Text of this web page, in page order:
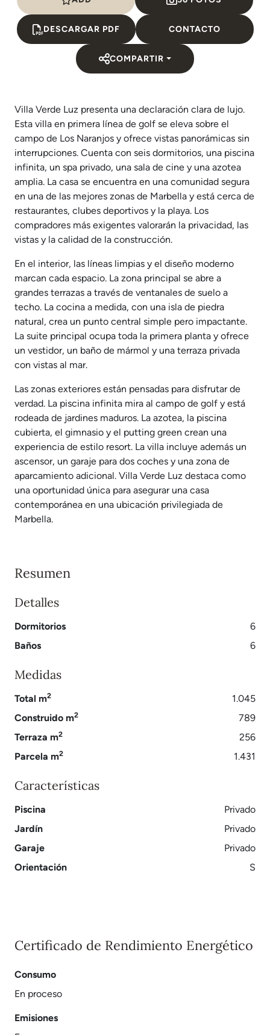
DESCARGAR PDF CONTACTO
COMPARTIR
Villa Verde Luz presenta una declaración clara de lujo.
Esta villa en primera línea de golf se eleva sobre el
campo de Los Naranjos y ofrece vistas panorámicas sin
interrupciones. Cuenta con seis dormitorios, una piscina
infinita, un spa privado, una sala de cine y una azotea
amplia. La casa se encuentra en una comunidad segura
en una de las mejores zonas de Marbella y está cerca de
restaurantes, clubes deportivos y la playa. Los
compradores más exigentes valorarán la privacidad, las
vistas y la calidad de la construcción.
En el interior, las líneas limpias y el diseño moderno
marcan cada espacio. La zona principal se abre a
grandes terrazas a través de ventanales de suelo a
techo. La cocina a medida, con una isla de piedra
natural, crea un punto central simple pero impactante.
La suite principal ocupa toda la primera planta y ofrece
un vestidor, un baño de mármol y una terraza privada
con vistas al mar.
Las zonas exteriores están pensadas para disfrutar de
verdad. La piscina infinita mira al campo de golf y está
rodeada de jardines maduros. La azotea, la piscina
cubierta, el gimnasio y el putting green crean una
experiencia de estilo resort. La villa incluye además un
ascensor, un garaje para dos coches y una zona de
aparcamiento adicional. Villa Verde Luz destaca como
una oportunidad única para asegurar una casa
contemporánea en una ubicación privilegiada de
Marbella.
Resumen
Detalles
Dormitorios
6
Baños
6
Medidas
Total m2
1.045
Construido m2
789
Terraza m2
256
Parcela m2 1.431
Características
Piscina
Privado
Jardín
Privado
Garaje
Privado
Orientación
S
Certificado de Rendimiento Energético
Consumo
En proceso
Emisiones